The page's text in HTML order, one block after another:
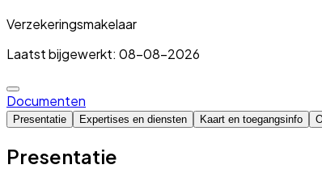
Verzekeringsmakelaar
Laatst bijgewerkt: 08-08-2026
Documenten
Presentatie Expertises en diensten Kaart en toegangsinfo
Presentatie